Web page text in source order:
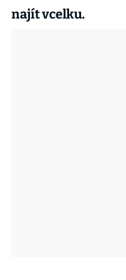
najít vcelku.